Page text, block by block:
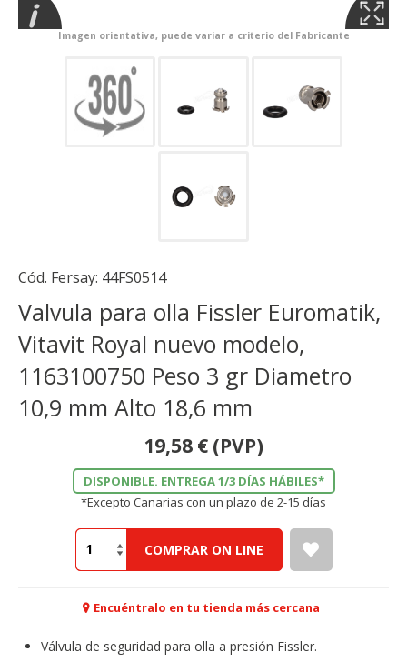
Imagen orientativa, puede variar a criterio del Fabricante
Cód. Fersay: 44FS0514
Valvula para olla Fissler Euromatik,
Vitavit Royal nuevo modelo,
1163100750 Peso 3 gr Diametro
10,9 mm Alto 18,6 mm
19,58 € (PVP)
DISPONIBLE. ENTREGA 1/3 DÍAS HÁBILES*
*Excepto Canarias con un plazo de 2-15 días
COMPRAR ON LINE
Encuéntralo en tu tienda más cercana
Válvula de seguridad para olla a presión Fissler.